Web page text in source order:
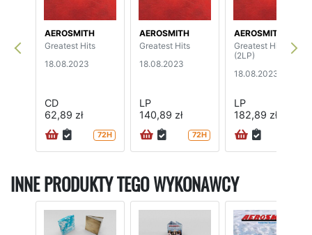
AEROSMITH
Greatest Hits
18.08.2023
CD
62,89 zł
72H
AEROSMITH
Greatest Hits
18.08.2023
LP
140,89 zł
72H
AEROSMITH
Greatest Hits
(2LP)
18.08.2023
LP
182,89 zł
INNE PRODUKTY TEGO WYKONAWCY